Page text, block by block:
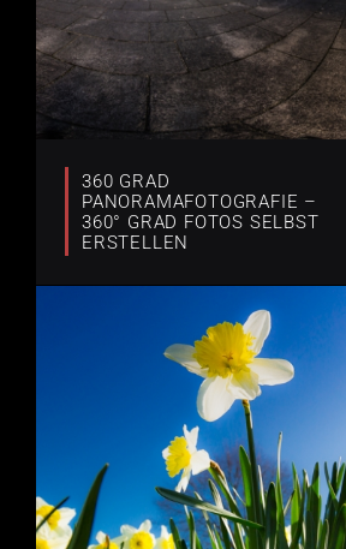
360 GRAD
PANORAMAFOTOGRAFIE –
360° GRAD FOTOS SELBST
ERSTELLEN